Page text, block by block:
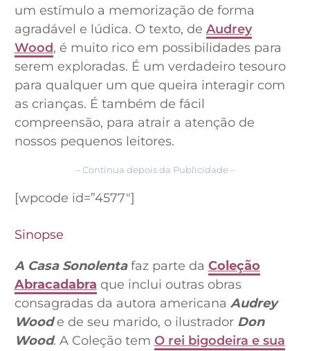
um estímulo a memorização de forma
agradável e lúdica. O texto, de Audrey
Wood, é muito rico em possibilidades para
serem exploradas. É um verdadeiro tesouro
para qualquer um que queira interagir com
as crianças. É também de fácil
compreensão, para atrair a atenção de
nossos pequenos leitores.
– Continua depois da Publicidade –
[wpcode id=”4577″]
Sinopse
A Casa Sonolentafaz parte da Coleção
Abracadabra que inclui outras obras
consagradas da autora americana Audrey
Woode de seu marido, o ilustrador Don
Wood. A Coleção tem O rei bigodeira e sua